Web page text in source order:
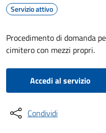
Servizio attivo
Procedimento di domanda
cimitero con mezzi propri.
Accedi al servizio
Condividi